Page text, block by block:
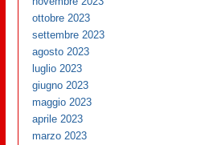
ottobre 2023
settembre 2023
agosto 2023
luglio 2023
giugno 2023
maggio 2023
aprile 2023
marzo 2023